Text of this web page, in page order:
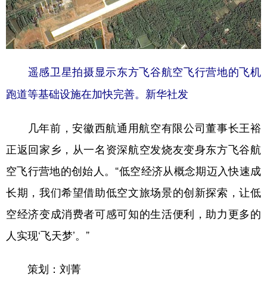
遥感卫星拍摄显示东方飞谷航空飞行营地的飞机
跑道等基础设施在加快完善。新华社发
几年前，安徽西航通用航空有限公司董事长王裕
正返回家乡，从一名资深航空发烧友变身东方飞谷航
空飞行营地的创始人。“低空经济从概念期迈入快速成
长期，我们希望借助低空文旅场景的创新探索，让低
空经济变成消费者可感可知的生活便利，助力更多的
人实现‘飞天梦’。”
策划：刘菁